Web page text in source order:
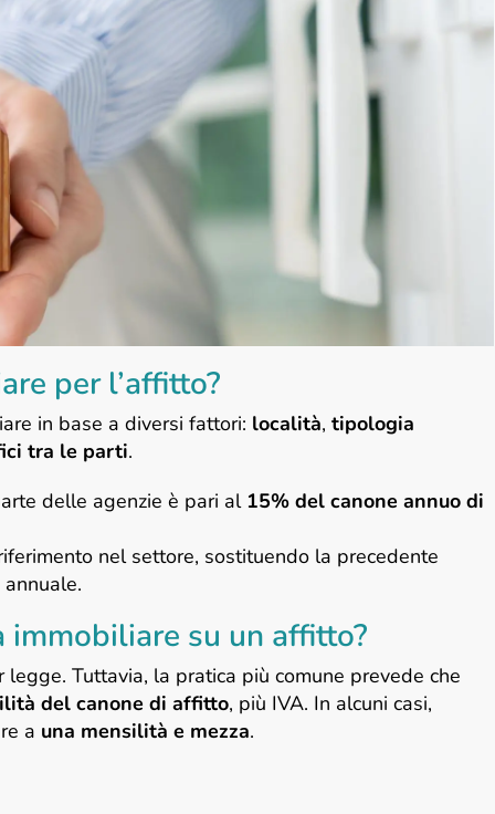
per l’affitto?
in base a diversi fattori: località, tipologia
tra le parti.
delle agenzie è pari al 15% del canone annuo di
nel settore, sostituendo la precedente
immobiliare su un affitto?
Tuttavia, la pratica più comune prevede che
del canone di affitto, più IVA. In alcuni casi,
a una mensilità e mezza.